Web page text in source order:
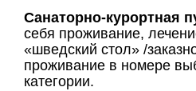
Санаторно-курортная
себя проживание,
«шведский стол» /
проживание в номере
категории.